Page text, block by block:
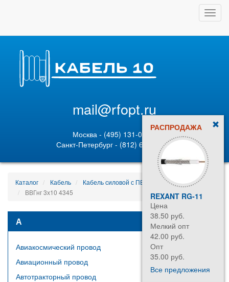
mail@rfopt.ru
Москва - (495) 131-02-05
Санкт-Петербург - (812) 628-80-89
РАСПРОДАЖА
REXANT RG-11
Цена
38.50 руб.
Мелкий опт
42.00 руб.
Опт
35.00 руб.
Все предложения
Каталог Кабель
Кабель силовой с ПВХ изоляцией
ВВГнг 3х10 4345
А
Авиакосмический провод
Авиационный провод
Автотракторный провод